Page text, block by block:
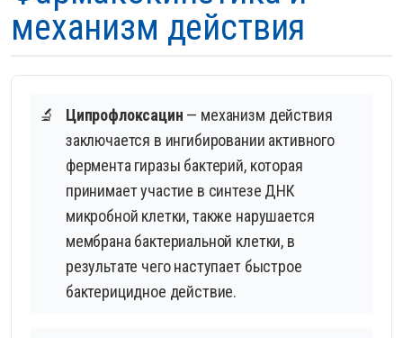
механизм действия
🔬 Ципрофлоксацин — механизм действия
заключается в ингибировании активного
фермента гиразы бактерий, которая
принимает участие в синтезе ДНК
микробной клетки, также нарушается
мембрана бактериальной клетки, в
результате чего наступает быстрое
бактерицидное действие.